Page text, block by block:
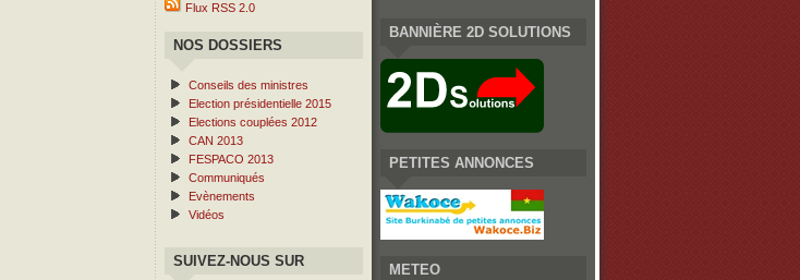
Flux RSS 2.0
NOS DOSSIERS
Conseils des ministres
Election présidentielle 2015
Elections couplées 2012
CAN 2013
FESPACO 2013
Communiqués
Evènements
Vidéos
SUIVEZ-NOUS SUR
BANNIÈRE 2D SOLUTIONS
PETITES ANNONCES
METEO